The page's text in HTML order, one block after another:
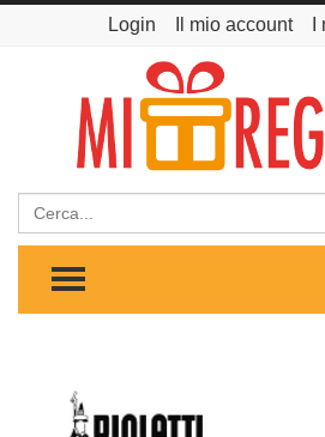
Login Il mio account
Cerca
TOGGLE MENU